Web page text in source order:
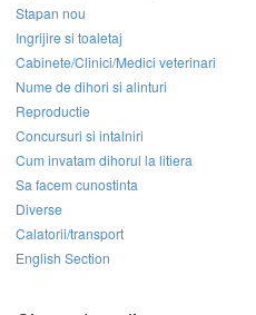
Stapan nou
Ingrijire si toaletaj
Cabinete/Clinici/Medici veterinari
Nume de dihori si alinturi
Reproductie
Concursuri si intalniri
Cum invatam dihorul la litiera
Sa facem cunostinta
Diverse
Calatorii/transport
English Section